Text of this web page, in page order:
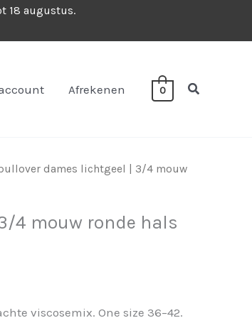
18 augustus.
Afrekenen 0 Zoeken
dames lichtgeel | 3/4 mouw
4 mouw ronde hals
viscosemix. One size 36–42.